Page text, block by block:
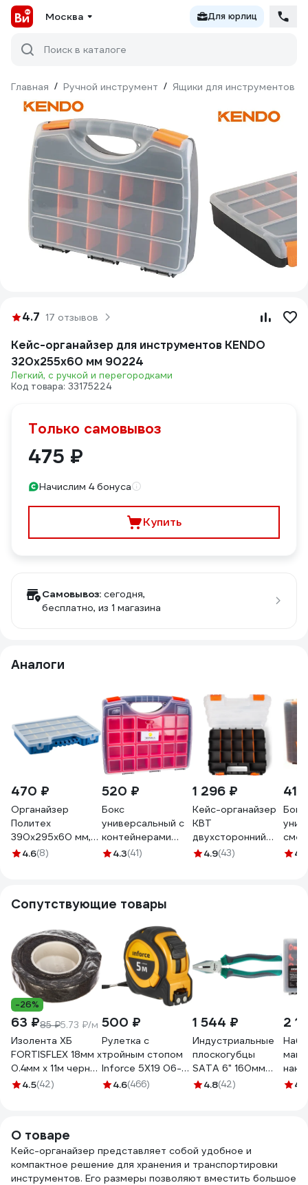
Москва Для юрлиц
Поиск в каталоге
Главная / Ручной инструмент / Ящики для инструментов
4.7 17 отзывов
Кейс-органайзер для инструментов KENDO
320x255x60 мм 90224
Легкий, с ручкой и перегородками
Код товара: 33175224
Только самовывоз
475 ₽
Начислим 4 бонуса
Купить
Самовывоз: сегодня,
бесплатно, из 1 магазина
Аналоги
470 ₽
Органайзер
Политех
390x295x60 мм,
18 отделений
4.6(8)
520 ₽
Бокс
универсальный с
контейнерами
Эврика
4.3(41)
1 296 ₽
Кейс-органайзер
КВТ
двухсторонний
К-08 81439
4.9(43)
Бокс
4.4
Сопутствующие товары
-26%
63 ₽85 ₽5.73 ₽/м
Изолента ХБ
FORTISFLEX 18мм х
0.4мм х 11м черная
71242
4.5(42)
500 ₽
Рулетка с
тройным стопом
Inforce 5Х19 06-
11-70
4.6(466)
1 544 ₽
Индустриальные
плоскогубцы
SATA 6" 160мм
CrNi +30%
70301A
4.8(42)
2
4.6
О товаре
Кейс-органайзер представляет собой удобное и
компактное решение для хранения и транспортировки
инструментов. Его размеры позволяют вместить большое